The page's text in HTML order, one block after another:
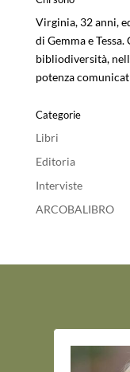
Virginia, 32 anni,
di Gemma e
bibliodiversità,
potenza
Categorie
Libri
Editoria
Interviste
ARCOBALIBRO